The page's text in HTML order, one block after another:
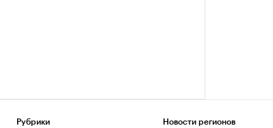
Рубрики Новости регионов